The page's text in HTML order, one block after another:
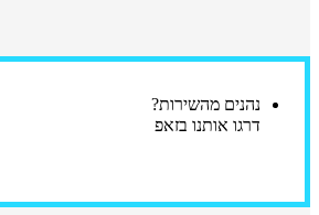
נהנים מהשירות?
דרגו אותנו בזאפ